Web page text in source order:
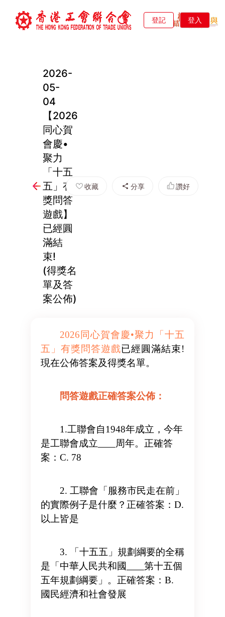
登記 登入
2026-
05-
04
【2026
同心賀
會慶•
聚力
「十五
五」有
獎問答
遊戲】
已經圓
滿結
束!
(得獎名
單及答
案公佈)
收藏 分享 讚好
2026同心賀會慶•聚力「十五
五」有獎問答遊戲已經圓滿結束!
現在公佈答案及得獎名單。
問答遊戲正確答案公佈：
1.工聯會自1948年成立，今年
是工聯會成立
周年。正確答
案：C. 78
2. 工聯會「服務市民走在前」
的實際例子是什麼？正確答案：D.
以上皆是
3. 「十五五」規劃綱要的全稱
是「中華人民共和國
第十五個
五年規劃綱要」。正確答案：B.
國民經濟和社會發展